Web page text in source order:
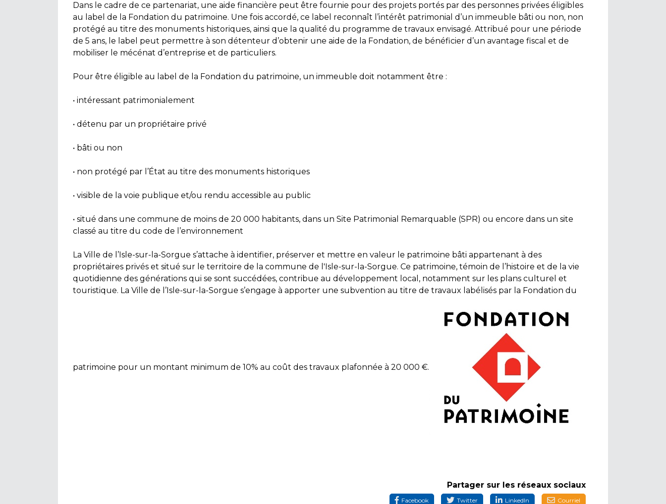
Dans le cadre de ce partenariat, une aide financière peut être fournie pour des projets portés par des personnes privées éligibles
au label de la Fondation du patrimoine. Une fois accordé, ce label reconnaît l’intérêt patrimonial d’un immeuble bâti ou non, non
protégé au titre des monuments historiques, ainsi que la qualité du programme de travaux envisagé. Attribué pour une période
de 5 ans, le label peut permettre à son détenteur d’obtenir une aide de la Fondation, de bénéficier d’un avantage fiscal et de
mobiliser le mécénat d’entreprise et de particuliers.
Pour être éligible au label de la Fondation du patrimoine, un immeuble doit notamment être :
• intéressant patrimonialement
• détenu par un propriétaire privé
• bâti ou non
• non protégé par l’État au titre des monuments historiques
• visible de la voie publique et/ou rendu accessible au public
• situé dans une commune de moins de 20 000 habitants, dans un Site Patrimonial Remarquable (SPR) ou encore dans un site
classé au titre du code de l’environnement
La Ville de l’Isle-sur-la-Sorgue s’attache à identifier, préserver et mettre en valeur le patrimoine bâti appartenant à des
propriétaires privés et situé sur le territoire de la commune de l'Isle-sur-la-Sorgue. Ce patrimoine, témoin de l’histoire et de la vie
quotidienne des générations qui se sont succédées, contribue au développement local, notamment sur les plans culturel et
touristique. La Ville de l’Isle-sur-la-Sorgue s’engage à apporter une subvention au titre de travaux labélisés par la Fondation du
patrimoine pour un montant minimum de 10% au coût des travaux plafonnée à 20 000 €.
Partager sur les réseaux sociaux
Facebook Twitter LinkedIn Courriel